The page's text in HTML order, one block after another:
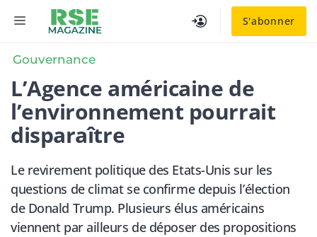
S'abonner
MENU
Gouvernance
L’Agence américaine de
l’environnement pourrait
disparaître
Le revirement politique des Etats-Unis sur les
questions de climat se confirme depuis l’élection
de Donald Trump. Plusieurs élus américains
viennent par ailleurs de déposer des propositions